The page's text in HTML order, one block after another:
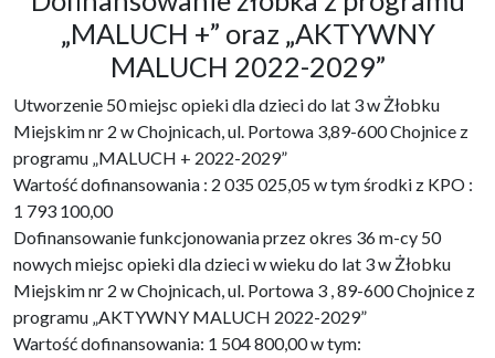
„MALUCH +” oraz „AKTYWNY
MALUCH 2022-2029”
Utworzenie 50 miejsc opieki dla dzieci do lat 3 w Żłobku
Miejskim nr 2 w Chojnicach, ul. Portowa 3,89-600 Chojnice z
programu „MALUCH + 2022-2029”
Wartość dofinansowania : 2 035 025,05 w tym środki z KPO :
1 793 100,00
Dofinansowanie funkcjonowania przez okres 36 m-cy 50
nowych miejsc opieki dla dzieci w wieku do lat 3 w Żłobku
Miejskim nr 2 w Chojnicach, ul. Portowa 3 , 89-600 Chojnice z
programu „AKTYWNY MALUCH 2022-2029”
Wartość dofinansowania: 1 504 800,00 w tym: